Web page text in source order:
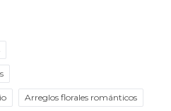
Arreglos florales románticos